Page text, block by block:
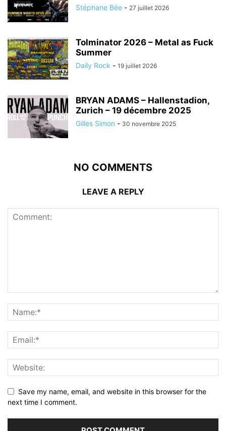
Stéphane Bée - 27 juillet 2026
Tolminator 2026 – Metal as Fuck
Summer
Daily Rock - 19 juillet 2026
BRYAN ADAMS – Hallenstadion,
Zurich – 19 décembre 2025
Gilles Simon - 30 novembre 2025
NO COMMENTS
LEAVE A REPLY
Save my name, email, and website in this browser for the
next time I comment.